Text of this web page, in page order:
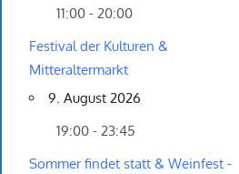
11:00 - 20:00
Festival der Kulturen &
Mitteraltermarkt
9. August 2026
19:00 - 23:45
Sommer findet statt & Weinfest -